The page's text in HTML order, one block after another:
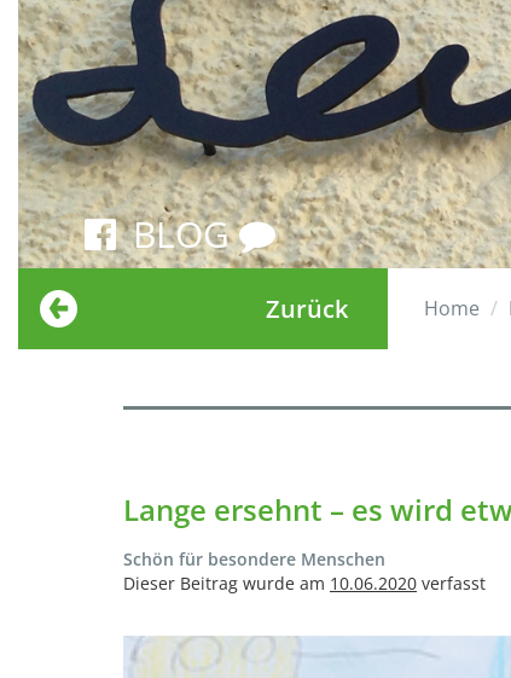
BLOG
Zurück Home
Lange ersehnt – es wird
Schön für besondere Menschen
Dieser Beitrag wurde am 10.06.2020 verfasst